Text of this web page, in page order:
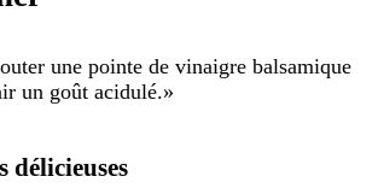
une pointe de vinaigre balsamique
un goût acidulé.»
délicieuses